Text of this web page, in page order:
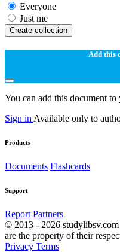
Everyone
Just me
Create collection
Add this
You can add this document to
Sign in Available only to
Products
Documents Flashcards
Support
Report Partners
© 2013 - 2026
are the property of their
Privacy Terms